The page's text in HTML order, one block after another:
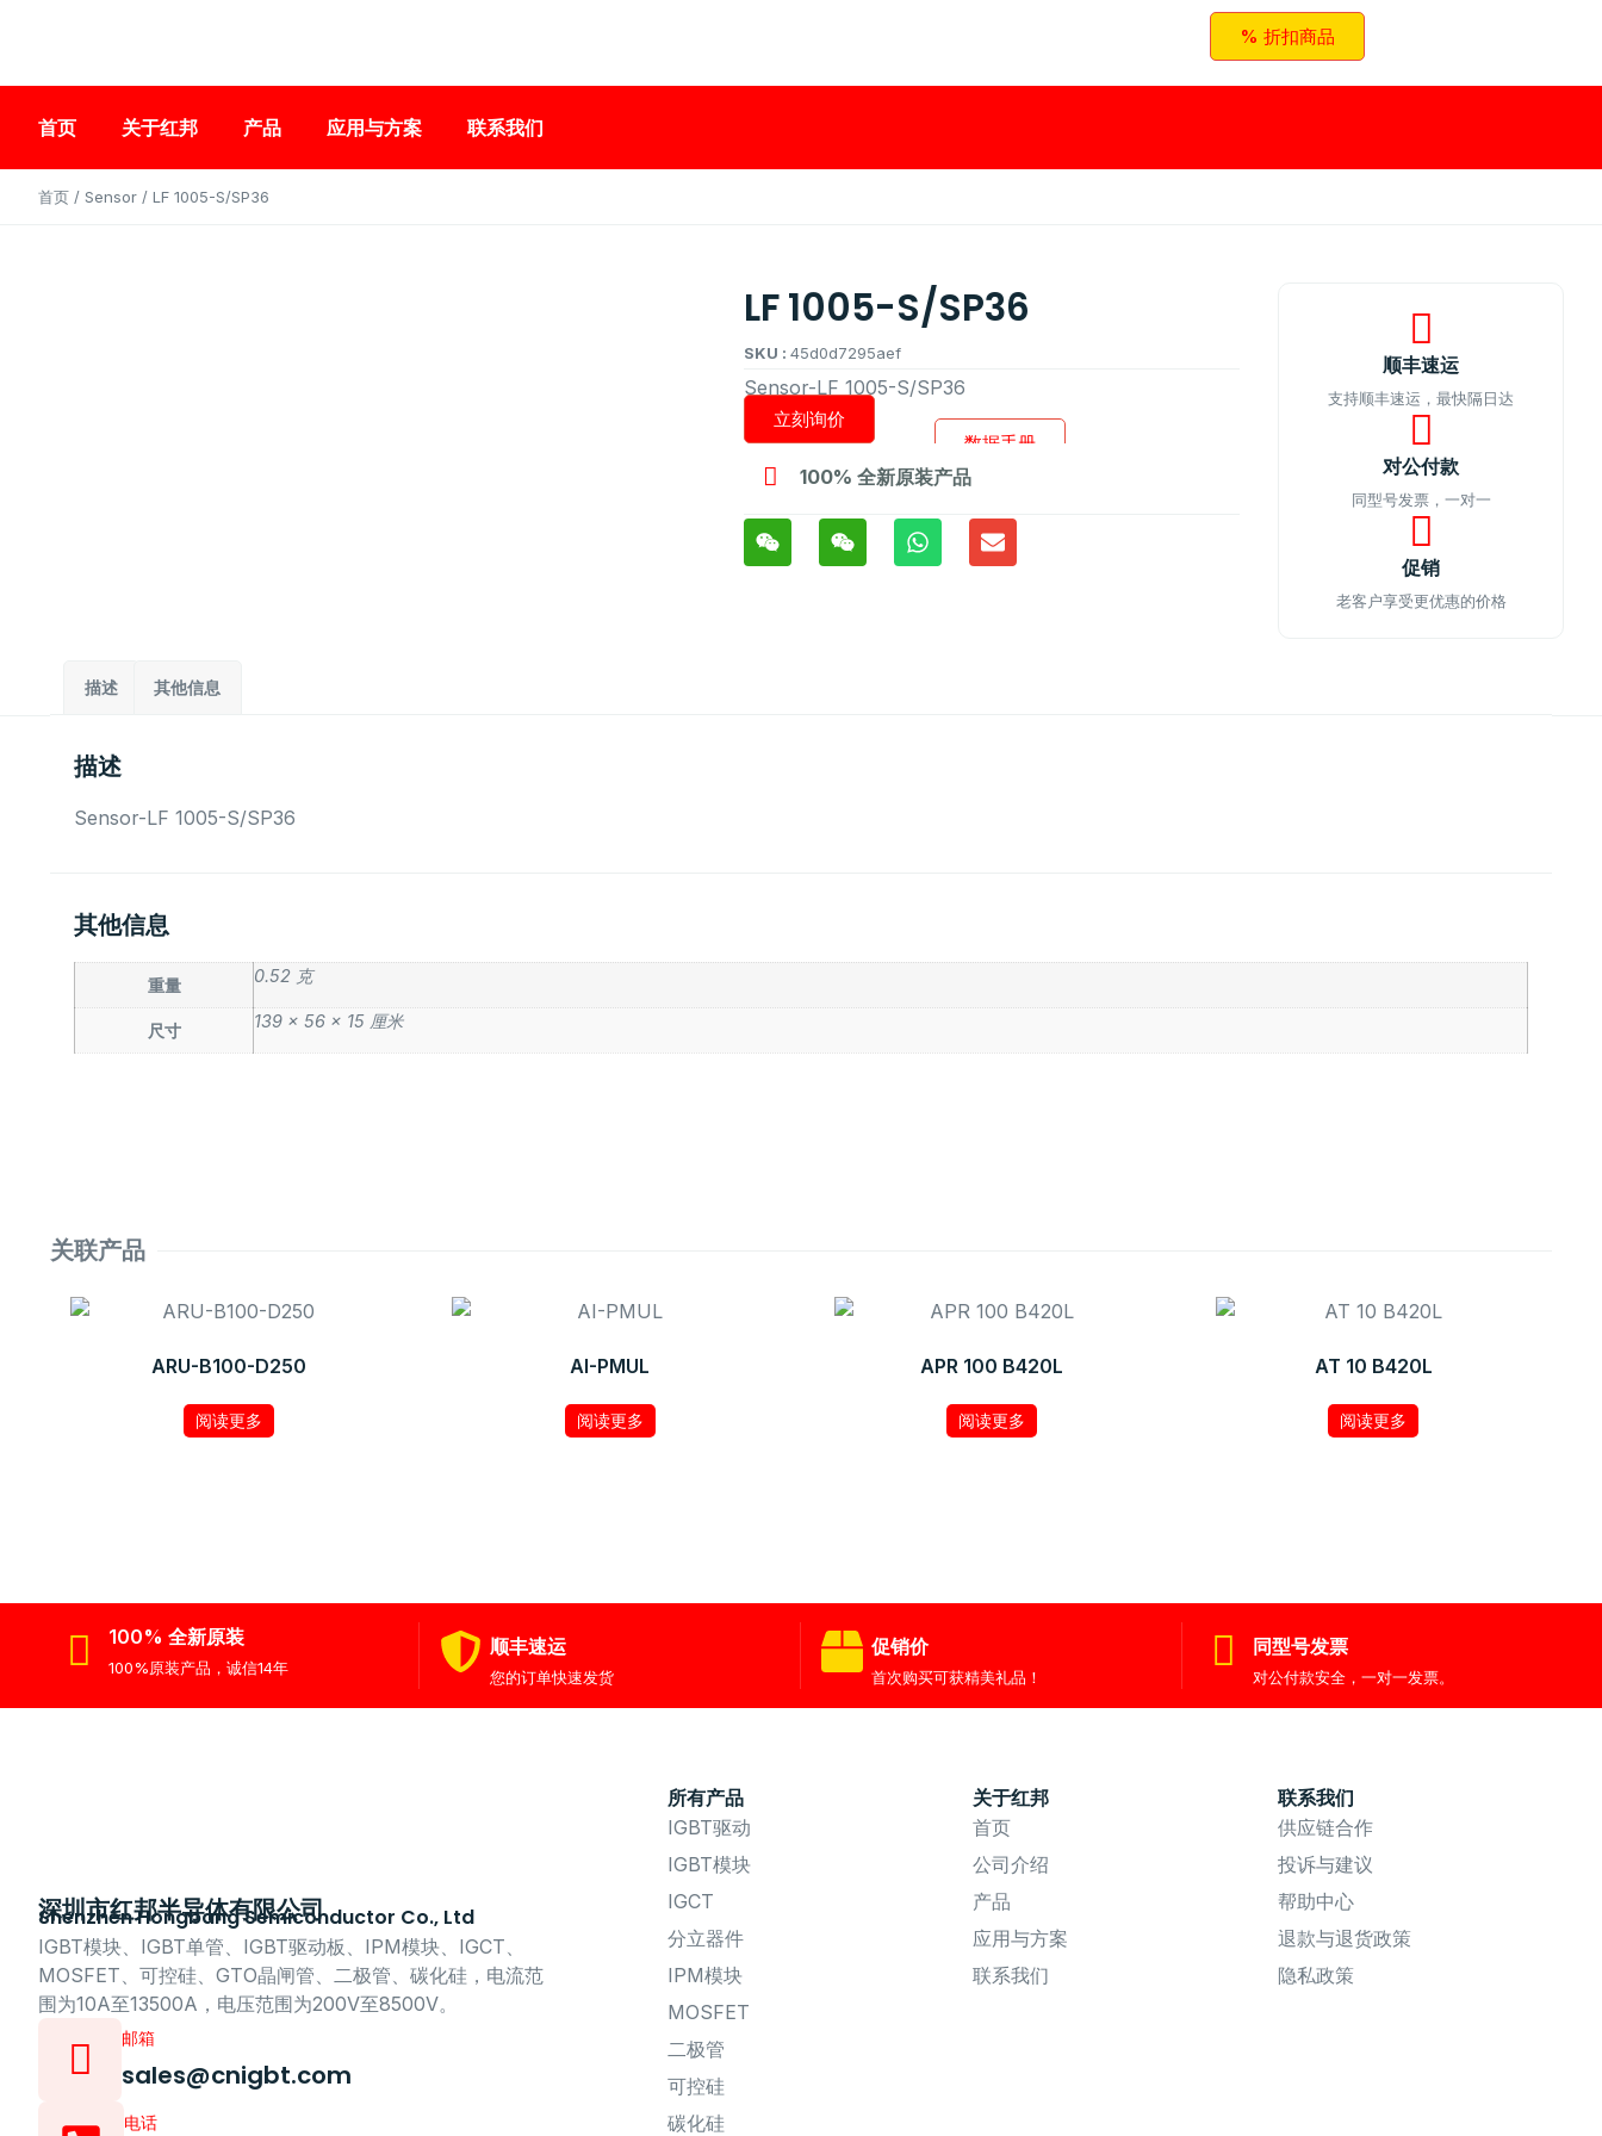
% 折扣商品
首页 关于红邦 产品 应用与方案 联系我们
首页 / Sensor / LF 1005-S/SP36
LF 1005-S/SP36
SKU : 45d0d7295aef
Sensor-LF 1005-S/SP36
数据手册
立刻询价
100% 全新原装产品
顺丰速运
支持顺丰速运，最快隔日达
对公付款
同型号发票，一对一
促销
老客户享受更优惠的价格
描述 其他信息
描述
Sensor-LF 1005-S/SP36
其他信息
重量 0.52 克
尺寸 139 × 56 × 15 厘米
关联产品
ARU-B100-D250
阅读更多
AI-PMUL
阅读更多
APR 100 B420L
阅读更多
AT 10 B420L
阅读更多
100% 全新原装
100%原装产品，诚信14年
顺丰速运
您的订单快速发货
促销价
首次购买可获精美礼品！
同型号发票
对公付款安全，一对一发票。
深圳市红邦半导体有限公司
Shenzhen Hongbang Semiconductor Co., Ltd
IGBT模块、IGBT单管、IGBT驱动板、IPM模块、IGCT、
MOSFET、可控硅、GTO晶闸管、二极管、碳化硅，电流范
围为10A至13500A，电压范围为200V至8500V。
邮箱
sales@cnigbt.com
电话
所有产品
IGBT驱动
IGBT模块
IGCT
分立器件
IPM模块
MOSFET
二极管
可控硅
碳化硅
关于红邦
首页
公司介绍
产品
应用与方案
联系我们
联系我们
供应链合作
投诉与建议
帮助中心
退款与退货政策
隐私政策